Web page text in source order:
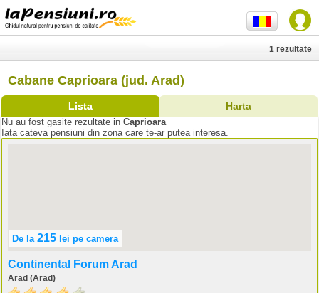
Cabane Caprioara (jud. Arad)
Lista Harta
1 rezultate
Nu au fost gasite rezultate in Caprioara
Iata cateva pensiuni din zona care te-ar putea interesa.
De la 215 lei pe camera
Continental Forum Arad
Arad (Arad)